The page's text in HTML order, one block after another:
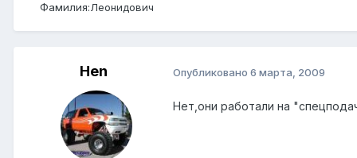
Фамилия:Леонидович
Hen Опубликовано 6 марта, 2009
Нет,они работали на